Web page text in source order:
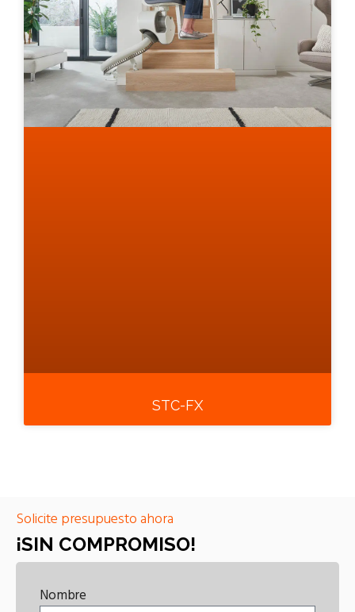
STC-FX
Solicite presupuesto ahora
¡SIN COMPROMISO!
Nombre